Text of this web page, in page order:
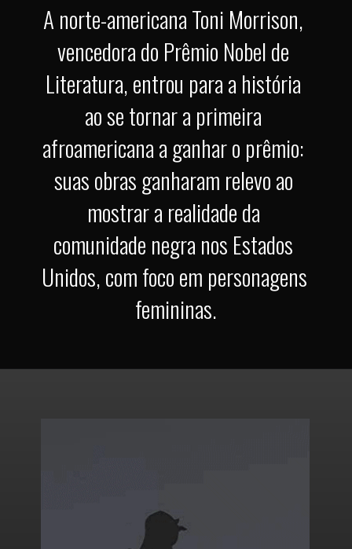
A norte-americana Toni Morrison,
vencedora do Prêmio Nobel de
Literatura, entrou para a história
ao se tornar a primeira
afroamericana a ganhar o prêmio:
suas obras ganharam relevo ao
mostrar a realidade da
comunidade negra nos Estados
Unidos, com foco em personagens
femininas.